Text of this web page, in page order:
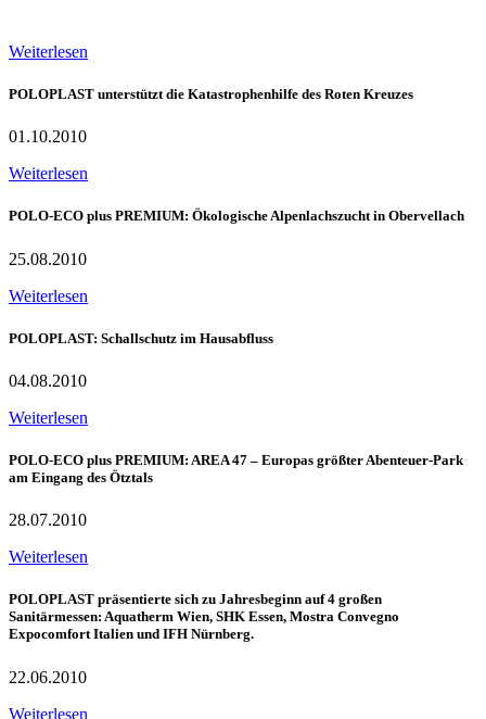
Weiterlesen
POLOPLAST unterstützt die Katastrophenhilfe des Roten Kreuzes
01.10.2010
Weiterlesen
POLO-ECO plus PREMIUM: Ökologische Alpenlachszucht in Obervellach
25.08.2010
Weiterlesen
POLOPLAST: Schallschutz im Hausabfluss
04.08.2010
Weiterlesen
POLO-ECO plus PREMIUM: AREA 47 – Europas größter Abenteuer-Park
am Eingang des Ötztals
28.07.2010
Weiterlesen
POLOPLAST präsentierte sich zu Jahresbeginn auf 4 großen
Sanitärmessen: Aquatherm Wien, SHK Essen, Mostra Convegno
Expocomfort Italien und IFH Nürnberg.
22.06.2010
Weiterlesen